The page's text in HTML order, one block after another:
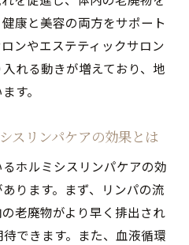
ケアでデスクワークの疲
ワーカーが選ぶホルミ
ケアで肩こり・腰痛を和
スでできるホルミシスリ
方法
康と美容の両方をサポート
ンやエステティックサロン
れる動きが増えており、地
す。
スリンパケアの効果とは
ホルミシスリンパケアの効
ります。まず、リンパの流
老廃物がより早く排出され
できます。また、血液循環